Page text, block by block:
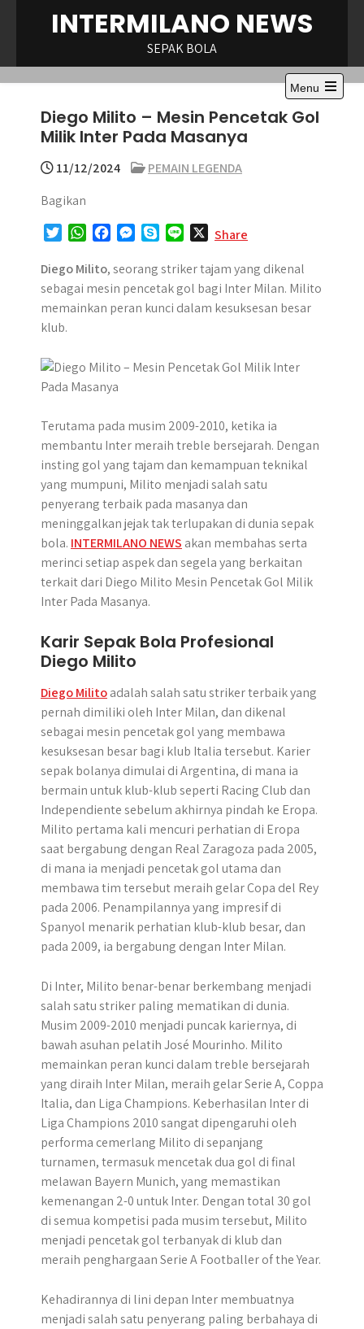
INTERMILANO NEWS
SEPAK BOLA
Menu
Open
the
main
Diego Milito – Mesin Pencetak Gol
Milik Inter Pada Masanya
11/12/2024
PEMAIN LEGENDA
Bagikan
i
t
t
e
W
a
t
s
c
e
b
M
s
s
e
r
y
p
e
n
e
Share
Diego Milito, seorang striker tajam yang dikenal
sebagai mesin pencetak gol bagi Inter Milan. Milito
memainkan peran kunci dalam kesuksesan besar
klub.
Terutama pada musim 2009-2010, ketika ia
membantu Inter meraih treble bersejarah. Dengan
insting gol yang tajam dan kemampuan teknikal
yang mumpuni, Milito menjadi salah satu
penyerang terbaik pada masanya dan
meninggalkan jejak tak terlupakan di dunia sepak
bola. INTERMILANO NEWS akan membahas serta
merinci setiap aspek dan segela yang berkaitan
terkait dari Diego Milito Mesin Pencetak Gol Milik
Inter Pada Masanya.
Karir Sepak Bola Profesional
Diego Milito
Diego Militoadalah salah satu striker terbaik yang
pernah dimiliki oleh Inter Milan, dan dikenal
sebagai mesin pencetak gol yang membawa
kesuksesan besar bagi klub Italia tersebut. Karier
sepak bolanya dimulai di Argentina, di mana ia
bermain untuk klub-klub seperti Racing Club dan
Independiente sebelum akhirnya pindah ke Eropa.
Milito pertama kali mencuri perhatian di Eropa
saat bergabung dengan Real Zaragoza pada 2005,
di mana ia menjadi pencetak gol utama dan
membawa tim tersebut meraih gelar Copa del Rey
pada 2006. Penampilannya yang impresif di
Spanyol menarik perhatian klub-klub besar, dan
pada 2009, ia bergabung dengan Inter Milan.
Di Inter, Milito benar-benar berkembang menjadi
salah satu striker paling mematikan di dunia.
Musim 2009-2010 menjadi puncak kariernya, di
bawah asuhan pelatih José Mourinho. Milito
memainkan peran kunci dalam treble bersejarah
yang diraih Inter Milan, meraih gelar Serie A, Coppa
Italia, dan Liga Champions. Keberhasilan Inter di
Liga Champions 2010 sangat dipengaruhi oleh
performa cemerlang Milito di sepanjang
turnamen, termasuk mencetak dua gol di final
melawan Bayern Munich, yang memastikan
kemenangan 2-0 untuk Inter. Dengan total 30 gol
di semua kompetisi pada musim tersebut, Milito
menjadi pencetak gol terbanyak di klub dan
meraih penghargaan Serie A Footballer of the Year.
Kehadirannya di lini depan Inter membuatnya
menjadi salah satu penyerang paling berbahaya di